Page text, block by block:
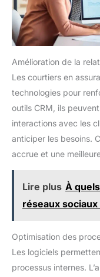
Amélioration de la
Les courtiers en
technologies pour
outils CRM, ils
interactions avec les
anticiper les besoins.
accrue et une
Lire plus À
réseaux sociaux
Optimisation des
Les logiciels
processus internes.